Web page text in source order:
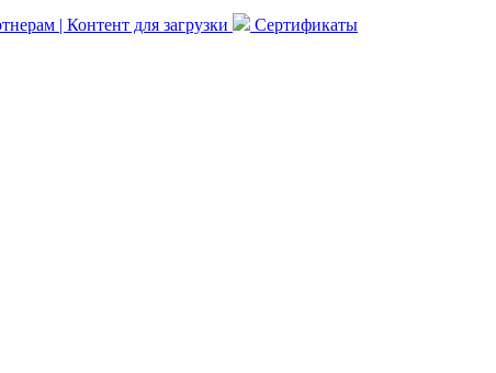
| Контент для загрузки Сертификаты